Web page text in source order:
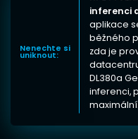
Nenechte si
uniknout:
inferenci
aplikace
běžného
zda je
DL380a
inferenci,